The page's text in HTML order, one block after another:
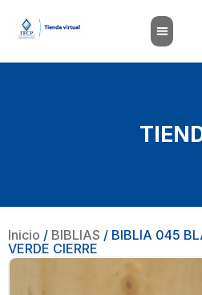
Inicio / BIBLIAS / BIBLIA 045
VERDE CIERRE